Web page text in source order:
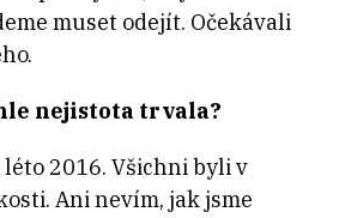
muset odejít. Očekávali
nejistota trvala?
2016. Všichni byli v
Ani nevím, jak jsme